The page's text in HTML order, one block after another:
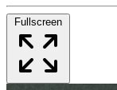
Fullscreen